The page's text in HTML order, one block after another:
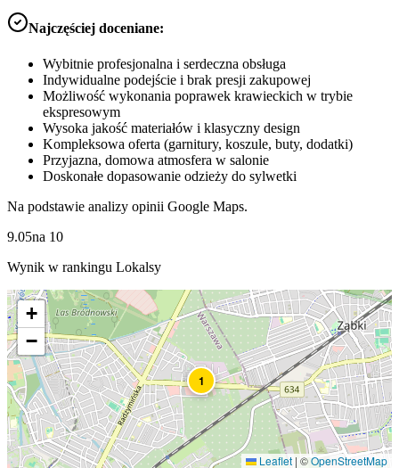
Najczęściej doceniane:
Wybitnie profesjonalna i serdeczna obsługa
Indywidualne podejście i brak presji zakupowej
Możliwość wykonania poprawek krawieckich w trybie
ekspresowym
Wysoka jakość materiałów i klasyczny design
Kompleksowa oferta (garnitury, koszule, buty, dodatki)
Przyjazna, domowa atmosfera w salonie
Doskonałe dopasowanie odzieży do sylwetki
Na podstawie analizy opinii Google Maps.
9.05na 10
Wynik w rankingu Lokalsy
1
+
−
Leaflet | ©OpenStreetMap